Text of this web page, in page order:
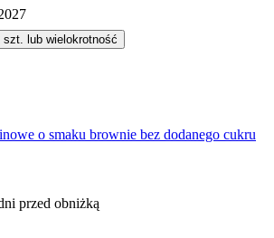
szt. lub wielokrotność
o smaku brownie bez dodanego cukru
przed obniżką